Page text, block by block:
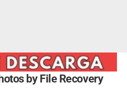
by File Recovery